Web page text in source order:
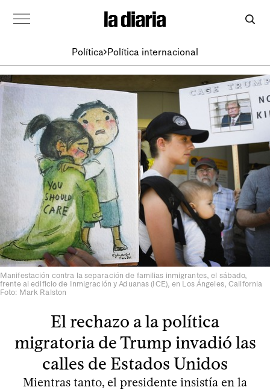
Política Política internacional
Manifestación contra la separación de familias inmigrantes, el sábado,
frente al edificio de Inmigración y Aduanas (ICE), en Los Ángeles, California
Foto: Mark Ralston
El rechazo a la política
migratoria de Trump invadió las
calles de Estados Unidos
Mientras tanto, el presidente insistía en la